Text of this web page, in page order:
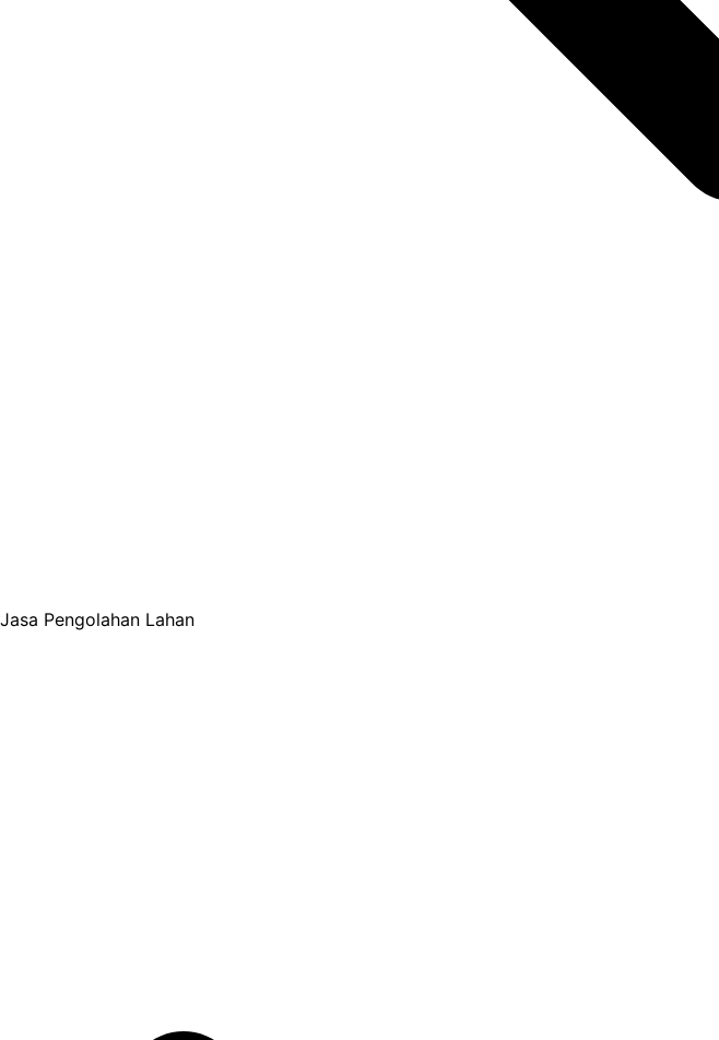
Jasa Pengolahan Lahan